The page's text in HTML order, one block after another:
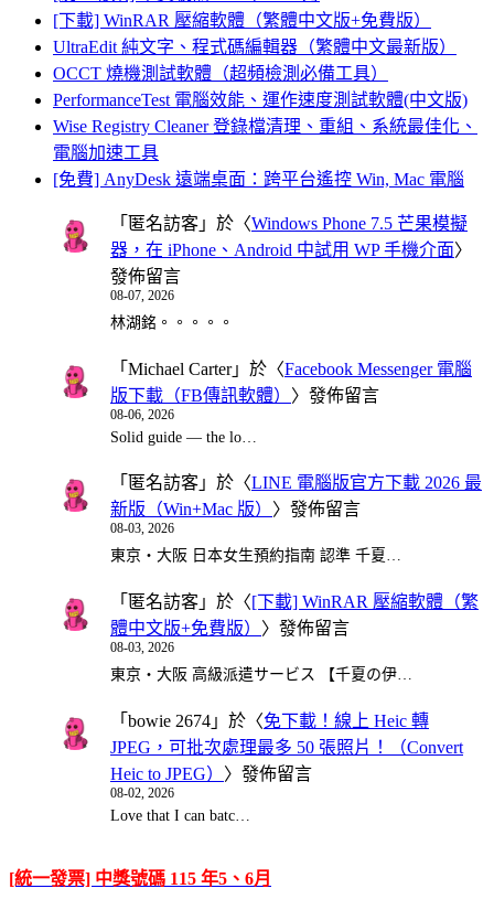
[下載] WinRAR 壓縮軟體（繁體中文版+免費版）
UltraEdit 純文字、程式碼編輯器（繁體中文最新版）
OCCT 燒機測試軟體（超頻檢測必備工具）
PerformanceTest 電腦效能、運作速度測試軟體(中文版)
Wise Registry Cleaner 登錄檔清理、重組、系統最佳化、
電腦加速工具
[免費] AnyDesk 遠端桌面：跨平台遙控 Win, Mac 電腦
「 匿名訪客 」於〈Windows Phone 7.5 芒果模擬
器，在 iPhone、Android 中試用 WP 手機介面〉
發佈留言
08-07, 2026
林湖銘。。。。。
「 Michael Carter」於〈Facebook Messenger 電腦
版下載（FB傳訊軟體） 〉發佈留言
08-06, 2026
Solid guide — the lo…
「 匿名訪客 」於〈LINE 電腦版官方下載 2026 最
新版（Win+Mac 版） 〉發佈留言
08-03, 2026
東京・大阪 日本女生預約指南 認準 千夏…
「 匿名訪客 」於〈[下載] WinRAR 壓縮軟體（繁
體中文版+免費版） 〉發佈留言
08-03, 2026
東京・大阪 高級派遣サービス 【千夏の伊…
「 bowie 2674 」於〈免下載！線上 Heic 轉
JPEG，可批次處理最多 50 張照片！（Convert
Heic to JPEG） 〉發佈留言
08-02, 2026
Love that I can batc…
[統一發票] 中獎號碼 115 年5、6月